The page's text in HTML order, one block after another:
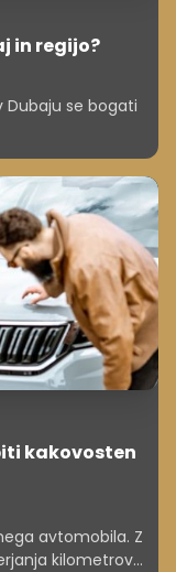
in regijo?
Dubaju se bogati
kakovosten
avtomobila. Z
kilometrov